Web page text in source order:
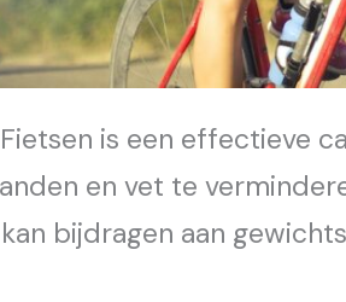
Fietsen is een effectieve
en vet te
bijdragen aan